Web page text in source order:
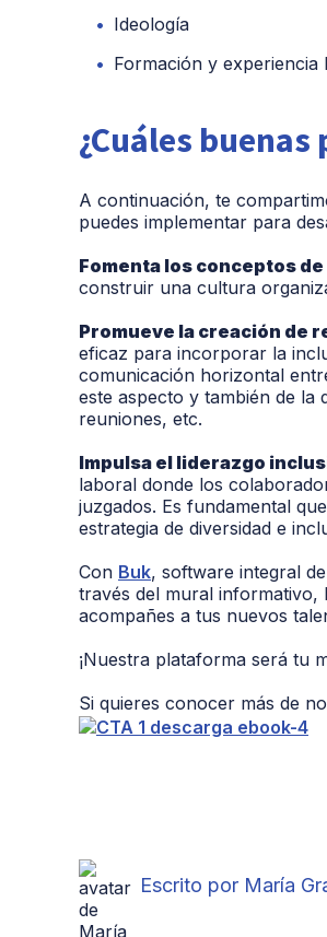
Ideología
Formación y experiencia
¿Cuáles
A continuación, te
puedes implementar para
Fomenta los conceptos
construir una cultura
Promueve la creación de
eficaz para incorporar la
comunicación horizontal
este aspecto y también de la
reuniones, etc.
Impulsa el liderazgo
laboral donde los
juzgados. Es fundamental
estrategia de diversidad e
Con Buk, software integral
través del mural informativo,
acompañes a tus nuevos
¡Nuestra plataforma será tu
Si quieres conocer más de
Escrito por María